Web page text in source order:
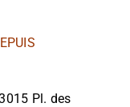
Pl. des